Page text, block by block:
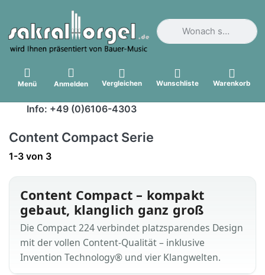
Geben Sie einen
Menü Anmelden Vergleichen Wunschliste Warenkorb
Info: +49 (0)6106-4303
Content Compact Serie
Suchergebnisse:
1-3 von 3
Content Compact – kompakt
gebaut, klanglich ganz groß
Die Compact 224 verbindet platzsparendes Design
mit der vollen Content-Qualität – inklusive
Invention Technology® und vier Klangwelten.